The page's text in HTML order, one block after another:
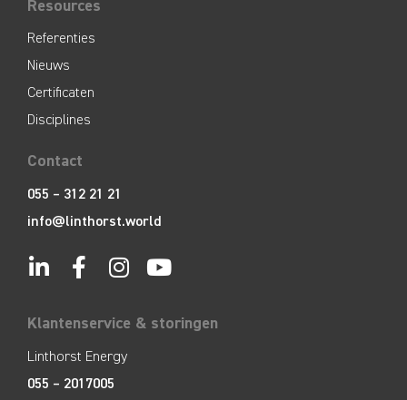
Resources
Referenties
Nieuws
Certificaten
Disciplines
Contact
055 – 312 21 21
info@linthorst.world
Klantenservice & storingen
Linthorst Energy
055 – 2017005